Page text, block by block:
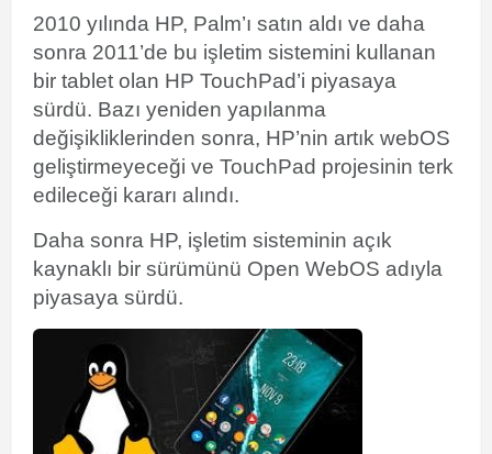
2010 yılında HP, Palm’ı satın aldı ve daha
sonra 2011’de bu işletim sistemini kullanan
bir tablet olan HP TouchPad’i piyasaya
sürdü. Bazı yeniden yapılanma
değişikliklerinden sonra, HP’nin artık webOS
geliştirmeyeceği ve TouchPad projesinin terk
edileceği kararı alındı.
Daha sonra HP, işletim sisteminin açık
kaynaklı bir sürümünü Open WebOS adıyla
piyasaya sürdü.